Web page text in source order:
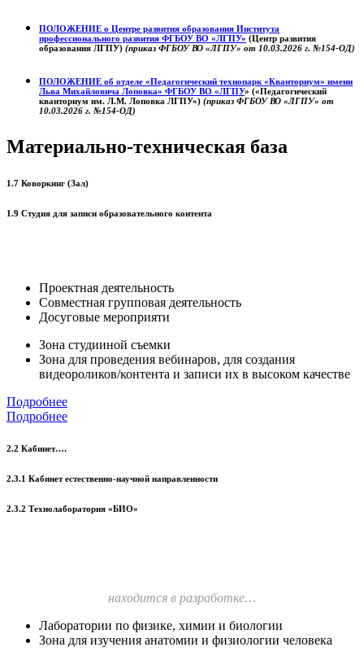
ПОЛОЖЕНИЕ о Центре развития образования Института
профессионального развития ФГБОУ ВО «ЛГПУ» (Центр развития
образования ЛГПУ) (приказ ФГБОУ ВО «ЛГПУ» от 10.03.2026 г. №154-ОД)
ПОЛОЖЕНИЕ об отделе «Педагогический технопарк «Кванториум» имени
Льва Михайловича Лоповка» ФГБОУ ВО «ЛГПУ» («Педагогический
кванториум им. Л.М. Лоповка ЛГПУ») (приказ ФГБОУ ВО «ЛГПУ» от
10.03.2026 г. №154-ОД)
Материально-техническая база
1.7 Коворкинг (Зал)
1.9 Студия для записи образовательного контента
Проектная деятельность
Совместная групповая деятельность
Досуговые мероприяти
Зона студииной съемки
Зона для проведения вебинаров, для создания
видеороликов/контента и записи их в высоком качестве
Подробнее
Подробнее
2.2 Кабинет….
2.3.1 Кабинет естественно-научной направленности
2.3.2 Технолаборатория «БИО»
находится в разработке…
Лаборатории по физике, химии и биологии
Зона для изучения анатомии и физиологии человека